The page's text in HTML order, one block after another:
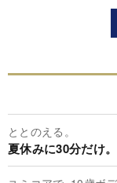
ととのえる。
夏休みに30分だけ